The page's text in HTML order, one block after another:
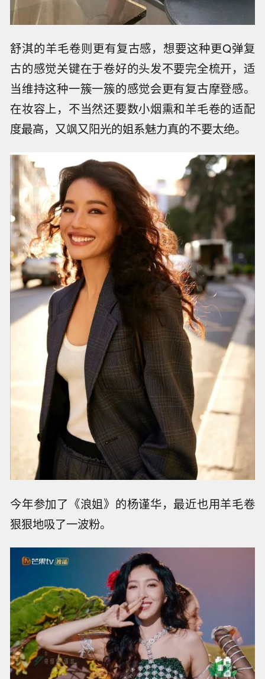
舒淇的羊毛卷则更有复古感，想要这种更Q弹复
古的感觉关键在于卷好的头发不要完全梳开，适
当维持这种一簇一簇的感觉会更有复古摩登感。
在妆容上，不当然还要数小烟熏和羊毛卷的适配
度最高，又飒又阳光的姐系魅力真的不要太绝。
今年参加了《浪姐》的杨谨华，最近也用羊毛卷
狠狠地吸了一波粉。